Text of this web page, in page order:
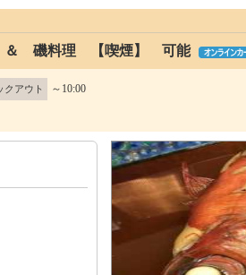
磯料理 【喫煙】 可能
クアウト ～10:00